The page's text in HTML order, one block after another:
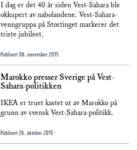
I dag er det 40 år siden Vest-Sahara ble
okkupert av nabolandene. Vest-Sahara-
venngruppa på Stortinget markerer det
triste jubileet.
Publisert 06. november 2015
Marokko presser Sverige på Vest-
Sahara-politikken
IKEA er truet kastet ut av Marokko på
grunn av svensk Vest-Sahara-politikk.
Publisert 26. oktober 2015